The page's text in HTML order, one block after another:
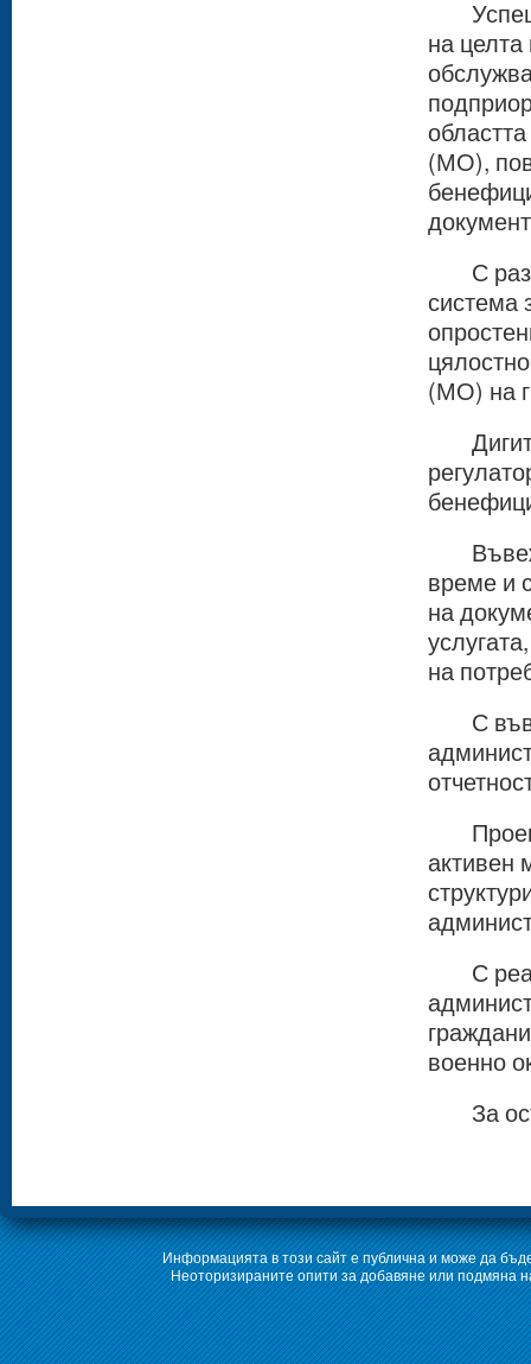
на
(МО),
С
система
(МО) на
време и
на
на
С
активен
С
военно
За
Информацията в този сайт е публична и може да
Неоторизираните опити за добавяне или подмяна